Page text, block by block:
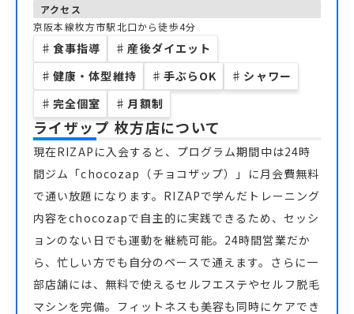
アクセス
京阪本線枚方市駅北口から徒歩4分
♯ 食事指導 ♯ 産後ダイエット
♯ 健康・体型維持 ♯ 手ぶらOK ♯ シャワー
♯ 完全個室 ♯ 月額制
ライザップ 枚方店について
現在RIZAPに入会すると、プログラム期間中は24時
間ジム「chocozap（チョコザップ）」に月会費無料
で通い放題になります。RIZAPで学んだトレーニング
内容をchocozapで自主的に実践できるため、セッシ
ョンのない日でも運動を継続可能。24時間営業だか
ら、忙しい方でも自分のペースで通えます。さらに一
部店舗には、無料で使えるセルフエステやセルフ脱毛
マシンを完備。フィットネスも美容も同時にケアでき